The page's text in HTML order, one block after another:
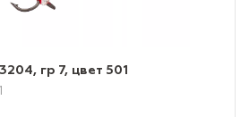
гр 7, цвет 501